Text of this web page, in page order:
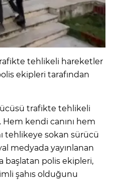
tehlikeli hareketler
ekipleri tarafından
trafikte tehlikeli
kendi canını hem
tehlikeye sokan sürücü
medyada yayınlanan
başlatan polis ekipleri,
şahıs olduğunu